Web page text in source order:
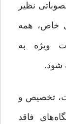
نظیر
خاص، همه
ویژه به
شود.
تخصیص و
فاقد